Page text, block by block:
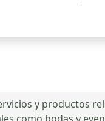
y productos